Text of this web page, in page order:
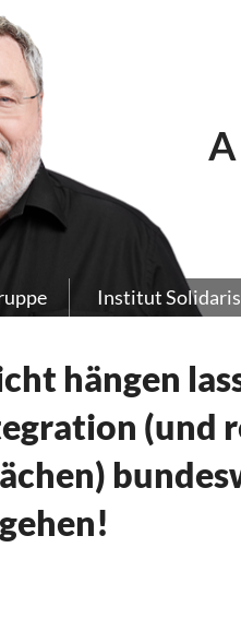
Institut
hängen
(und